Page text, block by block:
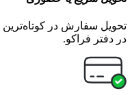
تحویل سفارش در
در دفتر فراکو.